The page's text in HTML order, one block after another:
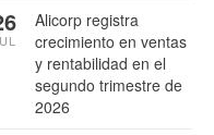
Alicorp registra
crecimiento en ventas
y rentabilidad en el
segundo trimestre de
2026